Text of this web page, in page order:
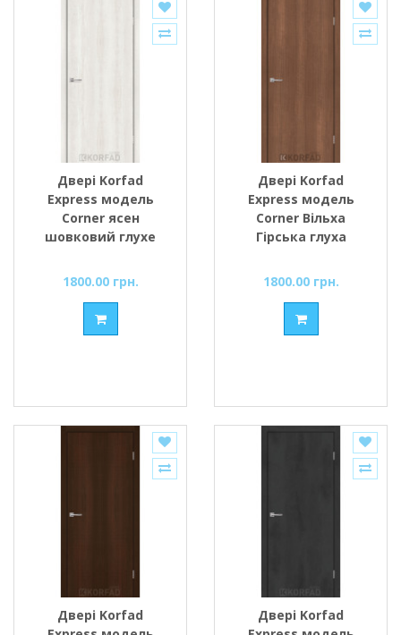
Двері Korfad
Express модель
Corner ясен
шовковий глухе
1800.00 грн.
Двері Korfad
Express модель
Corner Вільха
Гірська глуха
1800.00 грн.
Двері Korfad
Двері Korfad